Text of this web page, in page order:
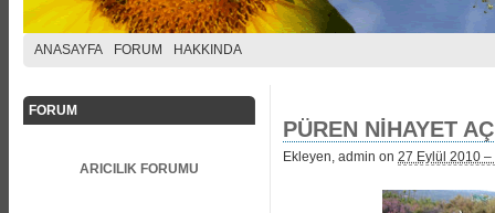
ANASAYFA FORUM HAKKINDA
FORUM
ARICILIK FORUMU
PÜREN NİHAYET
Ekleyen, admin on 27 Eylül 2010 –